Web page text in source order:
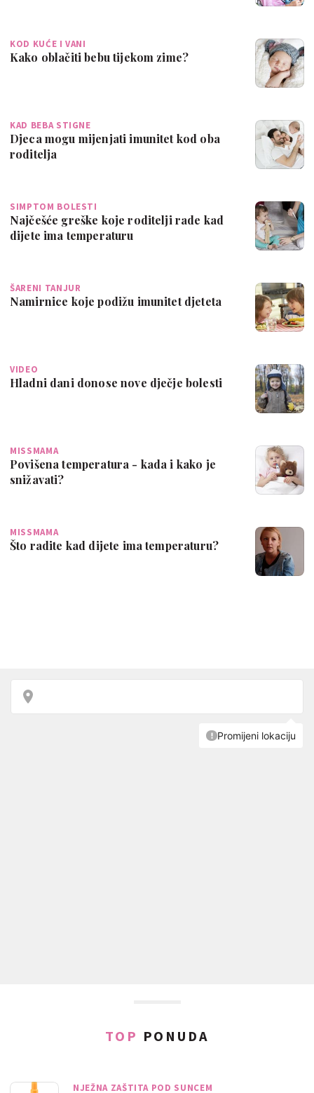
KOD KUĆE I VANI
Kako oblačiti bebu tijekom zime?
KAD BEBA STIGNE
Djeca mogu mijenjati imunitet kod oba
roditelja
SIMPTOM BOLESTI
Najčešće greške koje roditelji rade kad
dijete ima temperaturu
ŠARENI TANJUR
Namirnice koje podižu imunitet djeteta
VIDEO
Hladni dani donose nove dječje bolesti
MISSMAMA
Povišena temperatura - kada i kako je
snižavati?
MISSMAMA
Što radite kad dijete ima temperaturu?
TOP PONUDA
NJEŽNA ZAŠTITA POD SUNCEM